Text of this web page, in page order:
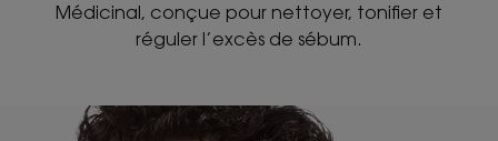
Médicinal, conçue pour nettoyer, tonifier et
réguler l’excès de sébum.